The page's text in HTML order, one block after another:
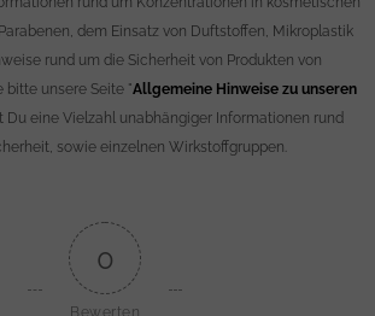
dem Einsatz von Duftstoffen, Mikroplastik
rund um die Sicherheit von Produkten von
bitte unsere Seite "Allgemeine Hinweise zu unseren
Du eine Vielzahl unabhängiger Informationen rund
sowie einzelnen Wirkstoffgruppen.
0